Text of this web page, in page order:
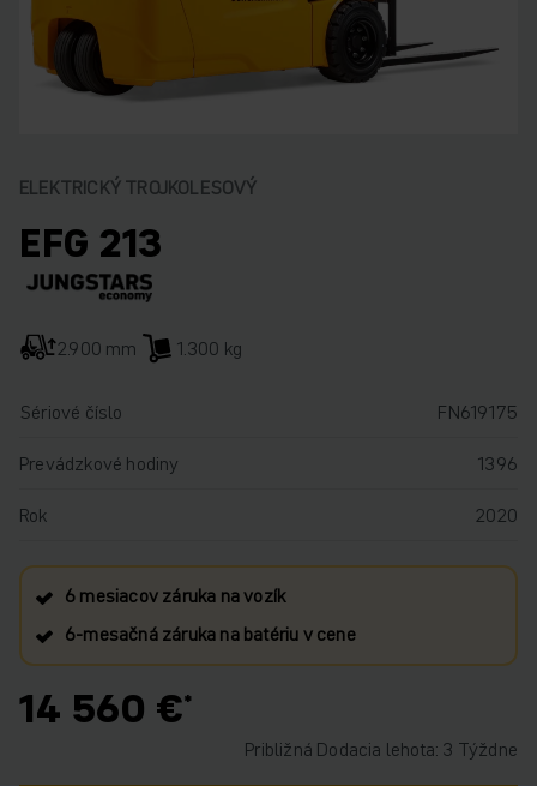
ELEKTRICKÝ TROJKOLESOVÝ
EFG 213
2.900 mm 1.300 kg
Sériové číslo
FN619175
Prevádzkové hodiny
1396
Rok
2020
6 mesiacov záruka na vozík
6‑mesačná záruka na batériu v cene
14 560 €
Približná Dodacia lehota: 3 Týždne